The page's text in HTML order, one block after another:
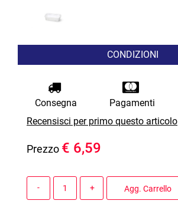
CONDIZIONI
Consegna Pagamenti
Recensisci per primo questo articolo
Prezzo € 6,59
Agg. Carrello